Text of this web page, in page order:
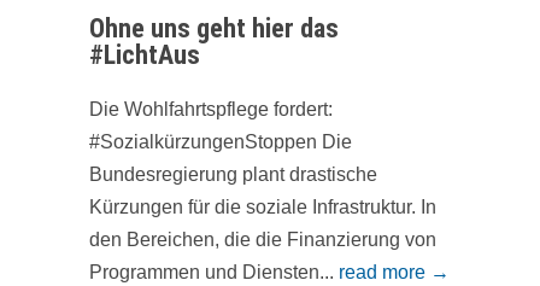
Ohne uns geht hier das
#LichtAus
Die Wohlfahrtspflege fordert:
#SozialkürzungenStoppen Die
Bundesregierung plant drastische
Kürzungen für die soziale Infrastruktur. In
den Bereichen, die die Finanzierung von
Programmen und Diensten... read more →